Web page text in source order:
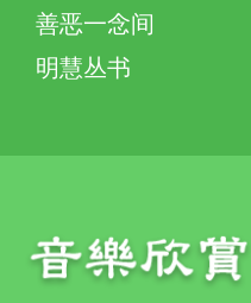
善恶一念间
明慧丛书